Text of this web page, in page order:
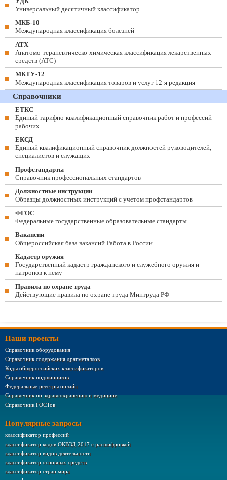
Универсальный десятичный классификатор
МКБ-10
Международная классификация болезней
АТХ
Анатомо-терапевтическо-химическая классификация лекарственных
средств (ATC)
МКТУ-12
Международная классификация товаров и услуг 12-я редакция
Справочники
ЕТКС
Единый тарифно-квалификационный справочник работ и профессий
рабочих
ЕКСД
Единый квалификационный справочник должностей руководителей,
специалистов и служащих
Профстандарты
Справочник профессиональных стандартов
Должностные инструкции
Образцы должностных инструкций с учетом профстандартов
ФГОС
Федеральные государственные образовательные стандарты
Вакансии
Общероссийская база вакансий Работа в России
Кадастр оружия
Государственный кадастр гражданского и служебного оружия и
патронов к нему
Правила по охране труда
Действующие правила по охране труда Минтруда РФ
Наши проекты
Справочник оборудования
Справочник содержания драгметаллов
Коды общероссийских классификаторов
Справочник подшипников
Федеральные реестры онлайн
Справочник по здравоохранению и медицине
Справочник ГОСТов
Популярные запросы
классификатор профессий
классификатор кодов ОКВЭД 2017 с расшифровкой
классификатор видов деятельности
классификатор основных средств
классификатор стран мира